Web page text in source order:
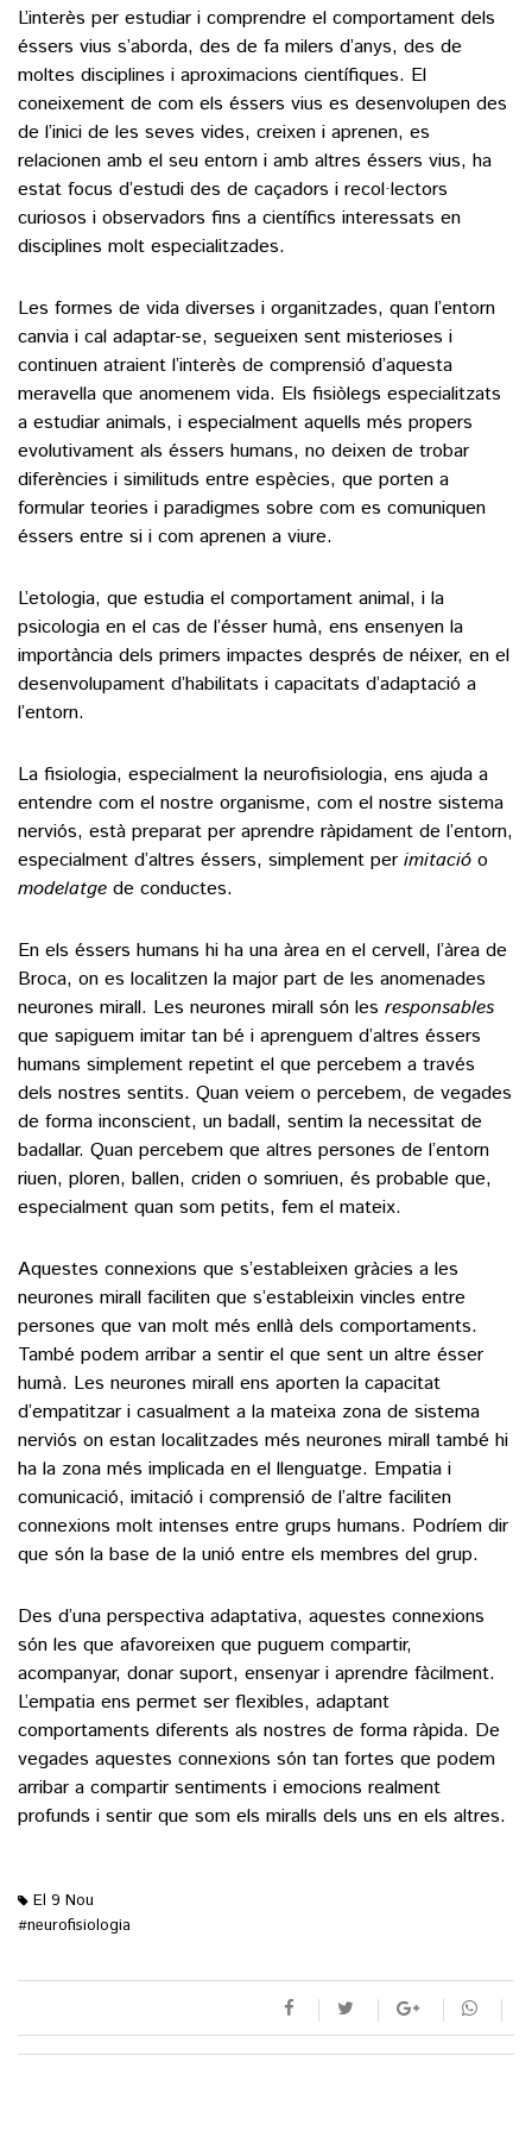
()
ACTUALITAT
POLÍTICA
SOCIETAT
VEURE TOTES
ESPORTS
FUTBOL
MOTOR
VEURE TOTES
ARTS ESCÈNIQUES
CULTURA POPULAR
LLIBRES
CALAIX
VEURE TOTES
SUPLEMENTS
FOTOGALERIES
9MAGAZÍN
AGENDA
BLOGOSFERA
L’interès per estudiar i comprendre el comportament dels
éssers vius s’aborda, des de fa milers d’anys, des de
moltes disciplines i aproximacions científiques. El
coneixement de com els éssers vius es desenvolupen des
de l’inici de les seves vides, creixen i aprenen, es
relacionen amb el seu entorn i amb altres éssers vius, ha
estat focus d’estudi des de caçadors i recol·lectors
curiosos i observadors fins a científics interessats en
disciplines molt especialitzades.
Les formes de vida diverses i organitzades, quan l’entorn
canvia i cal adaptar-se, segueixen sent misterioses i
continuen atraient l’interès de comprensió d’aquesta
meravella que anomenem vida. Els fisiòlegs especialitzats
a estudiar animals, i especialment aquells més propers
evolutivament als éssers humans, no deixen de trobar
diferències i similituds entre espècies, que porten a
formular teories i paradigmes sobre com es comuniquen
éssers entre si i com aprenen a viure.
L’etologia, que estudia el comportament animal, i la
psicologia en el cas de l’ésser humà, ens ensenyen la
importància dels primers impactes després de néixer, en el
desenvolupament d’habilitats i capacitats d’adaptació a
l’entorn.
La fisiologia, especialment la neurofisiologia, ens ajuda a
entendre com el nostre organisme, com el nostre sistema
nerviós, està preparat per aprendre ràpidament de l’entorn,
especialment d’altres éssers, simplement per imitació o
modelatge de conductes.
En els éssers humans hi ha una àrea en el cervell, l’àrea de
Broca, on es localitzen la major part de les anomenades
neurones mirall. Les neurones mirall són les responsables
que sapiguem imitar tan bé i aprenguem d’altres éssers
humans simplement repetint el que percebem a través
dels nostres sentits. Quan veiem o percebem, de vegades
de forma inconscient, un badall, sentim la necessitat de
badallar. Quan percebem que altres persones de l’entorn
riuen, ploren, ballen, criden o somriuen, és probable que,
especialment quan som petits, fem el mateix.
Aquestes connexions que s’estableixen gràcies a les
neurones mirall faciliten que s’estableixin vincles entre
persones que van molt més enllà dels comportaments.
També podem arribar a sentir el que sent un altre ésser
humà. Les neurones mirall ens aporten la capacitat
d’empatitzar i casualment a la mateixa zona de sistema
nerviós on estan localitzades més neurones mirall també hi
ha la zona més implicada en el llenguatge. Empatia i
comunicació, imitació i comprensió de l’altre faciliten
connexions molt intenses entre grups humans. Podríem dir
que són la base de la unió entre els membres del grup.
Des d’una perspectiva adaptativa, aquestes connexions
són les que afavoreixen que puguem compartir,
acompanyar, donar suport, ensenyar i aprendre fàcilment.
L’empatia ens permet ser flexibles, adaptant
comportaments diferents als nostres de forma ràpida. De
vegades aquestes connexions són tan fortes que podem
arribar a compartir sentiments i emocions realment
profunds i sentir que som els miralls dels uns en els altres.
El 9 Nou
#neurofisiologia
M'agrada